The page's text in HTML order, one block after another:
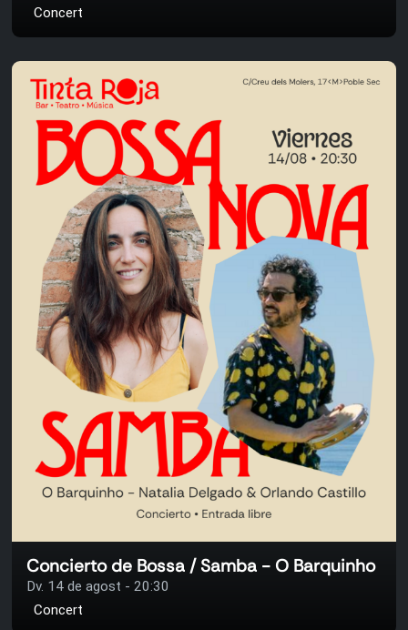
Concert
Concierto de Bossa / Samba - O Barquinho
Dv. 14 de agost - 20:30
Concert